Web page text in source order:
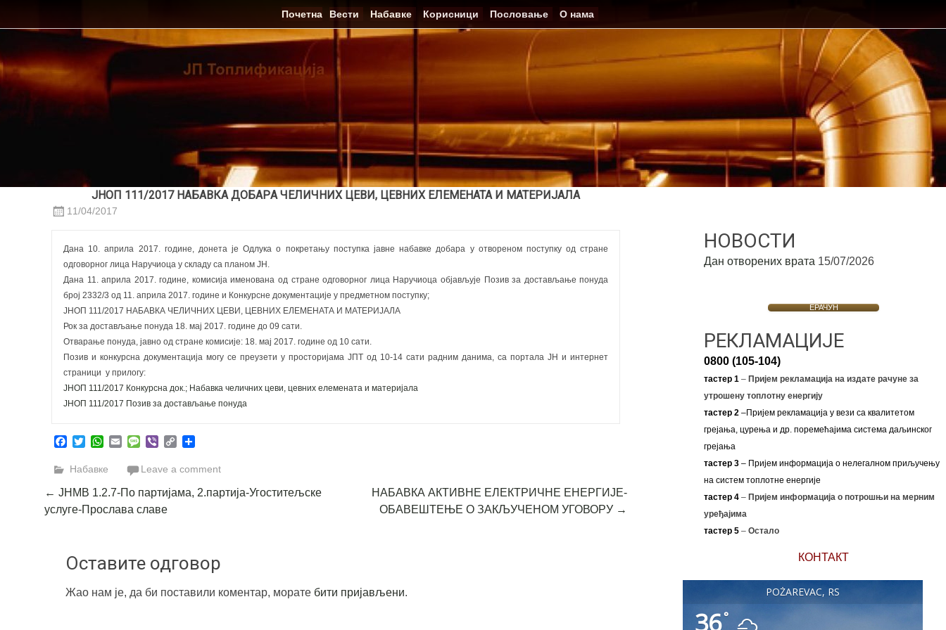
to ЈП Топлификација Почетна Вести Набавке Корисници Пословање О нама
ЈНОП 111/2017 НАБАВКА ДОБАРA ЧЕЛИЧНИХ ЦЕВИ, ЦЕВНИХ ЕЛЕМЕНАТА И МАТЕРИЈАЛА
11/04/2017
Дана 10. априла 2017. године, донета је Одлука о покретању поступка јавне набавке добара у отвореном поступку од стране
одговорног лица Наручиоца у складу са планом ЈН.
Дана 11. априла 2017. године, комисија именована од стране одговорног лица Наручиоца објављује Позив за достављање понуда
број 2332/3 од 11. априла 2017. године и Конкурснe документацијe у предметном поступку;
ЈНОП 111/2017 НАБАВКА ЧЕЛИЧНИХ ЦЕВИ, ЦЕВНИХ ЕЛЕМЕНАТА И МАТЕРИЈАЛА
Рок за достављање понуда 18. мај 2017. године до 09 сати.
Отварање понуда, јавно од стране комисије: 18. мај 2017. године од 10 сати.
Позив и конкурсна документација могу се преузети у просторијама ЈПТ од 10-14 сати радним данима, са портала ЈН и интернет
страници  у прилогу:
ЈНОП 111/2017 Конкурсна док.; Набавка челичних цеви, цевних елемената и материјала
ЈНОП 111/2017 Позив за достављање понуда
Facebook
TwitterWhatsApp
EmailMessage
Viber Copy
Набавке Leave a comment
Post
navigation
← JНМВ 1.2.7-По партијама, 2.партија-Угоститељске
услуге-Прослава славе
НАБАВКА АКТИВНЕ ЕЛЕКТРИЧНЕ ЕНЕРГИЈЕ-
ОБАВЕШТЕЊЕ О ЗАКЉУЧЕНОМ УГОВОРУ →
Оставите одговор
Жао нам је, да би поставили коментар, морате бити пријављени.
НОВОСТИ
Дан отворених врата 15/07/2026
ЕРАЧУН
РЕКЛАМАЦИЈЕ
0800 (105-104)
тастер 1–Пријем рекламација на издате рачуне за
утрошену топлотну енергију
тастер 2–Пријем рекламација у вези са квалитетом
грејања, цурења и др. поремећајима система даљинског
грејања
тастер 3– Пријем информација о нелегалном приључењу
на систем топлотне енергије
тастер 4 – Пријем информација о потрошњи на мерним
уређајима
тастер 5 – Остало
КОНТАКТ
POŽAREVAC, RS
36°